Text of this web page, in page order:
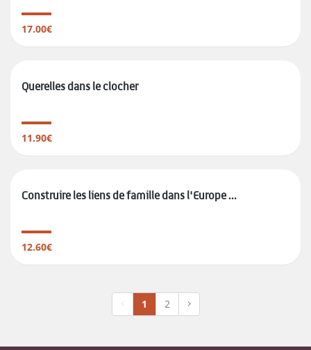
17.00€
Querelles dans le clocher
11.90€
Construire les liens de famille dans l'Europe ...
12.60€
1 2